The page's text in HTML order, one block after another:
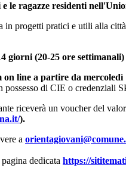
le ragazze residenti
progetti pratici e utili alla
giorni (20-25 ore
line a partire da mercoledì
possesso di CIE o
riceverà un voucher del
).
a
dedicata https://